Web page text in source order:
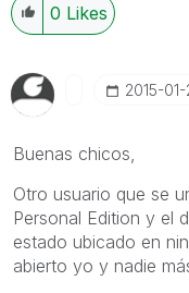
0 Likes
‎2015-01-
Buenas chicos,
Otro usuario que se
Personal Edition y el
estado ubicado en
abierto yo y nadie